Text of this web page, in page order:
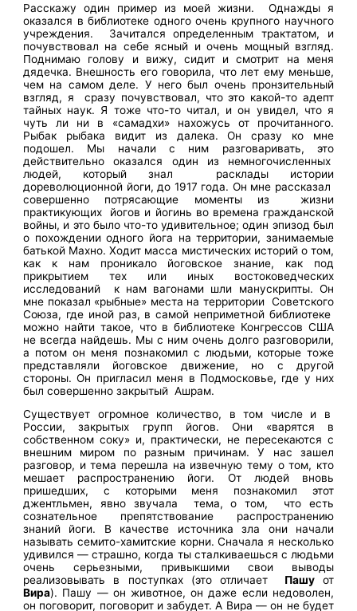
Расскажу один пример из моей жизни. Однажды я
оказался в библиотеке одного очень крупного научного
учреждения. Зачитался определенным трактатом, и
почувствовал на себе ясный и очень мощный взгляд.
Поднимаю голову и вижу, сидит и смотрит на меня
дядечка. Внешность его говорила, что лет ему меньше,
чем на самом деле. У него был очень пронзительный
взгляд, я сразу почувствовал, что это какой-то адепт
тайных наук. Я тоже что-то читал, и он увидел, что я
чуть ли ни в «самадхи» нахожусь от прочитанного.
Рыбак рыбака видит из далека. Он сразу ко мне
подошел. Мы начали с ним разговаривать, это
действительно оказался один из немногочисленных
людей, который знал расклады истории
дореволюционной йоги, до 1917 года. Он мне рассказал
совершенно потрясающие моменты из жизни
практикующих йогов и йогинь во времена гражданской
войны, и это было что-то удивительное; один эпизод был
о похождении одного йога на территории, занимаемые
батькой Махно. Ходит масса мистических историй о том,
как к нам проникало йоговское знание, как под
прикрытием тех или иных востоковедческих
исследований к нам вагонами шли манускрипты. Он
мне показал «рыбные» места на территории Советского
Союза, где иной раз, в самой неприметной библиотеке
можно найти такое, что в библиотеке Конгрессов США
не всегда найдешь. Мы с ним очень долго разговорили,
а потом он меня познакомил с людьми, которые тоже
представляли йоговское движение, но с другой
стороны. Он пригласил меня в Подмосковье, где у них
был совершенно закрытый Ашрам.
Существует огромное количество, в том числе и в
России, закрытых групп йогов. Они «варятся в
собственном соку» и, практически, не пересекаются с
внешним миром по разным причинам. У нас зашел
разговор, и тема перешла на извечную тему о том, кто
мешает распространению йоги. От людей вновь
пришедших, с которыми меня познакомил этот
джентльмен, явно звучала тема, о том, что есть
сознательное препятствование распространению
знаний йоги. В качестве источника зла они начали
называть семито-хамитские корни. Сначала я несколько
удивился — страшно, когда ты сталкиваешься с людьми
очень серьезными, привыкшими свои выводы
реализовывать в поступках (это отличает Пашуот
Вира). Пашу — он животное, он даже если недоволен,
он поговорит, поговорит и забудет. А Вира — он не будет